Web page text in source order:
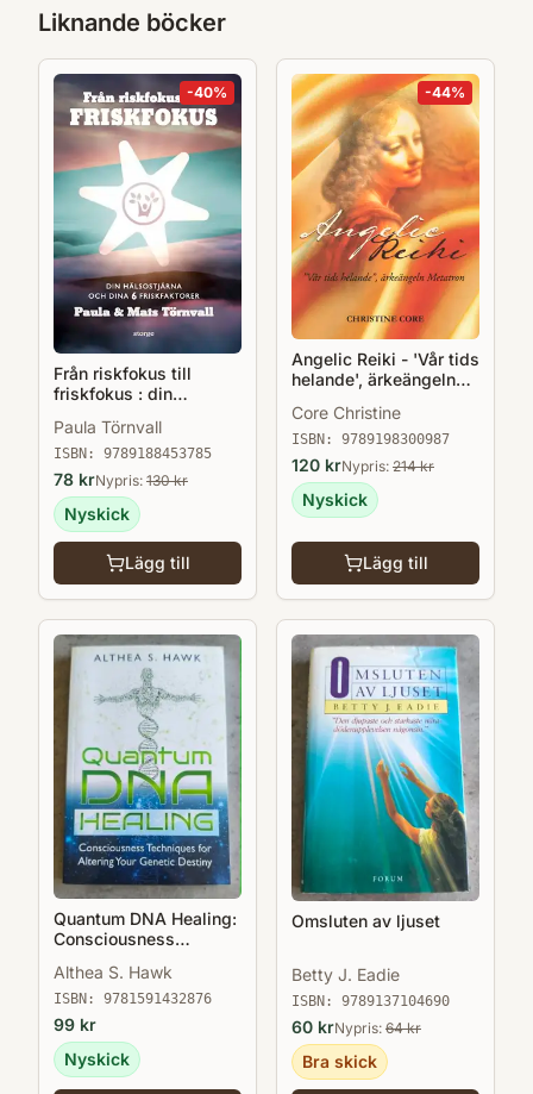
lättförståelig, handfast metod som känns
psykologiskt rätt både för den som vill sluta
på egen hand och för grupper med ledare."
BTJ häfte 2010:21, lektör Ulla Britt Westelius
Liknande böcker
-40%
Från riskfokus till
friskfokus : din
friskfaktorer
Paula Törnvall
ISBN: 9789188453785
78 krNypris: 130kr
Nyskick
Lägg till
-44%
Angelic Reiki - 'Vår tids
helande', ärkeängeln
Core Christine
ISBN: 9789198300987
120 krNypris: 214kr
Nyskick
Lägg till
Quantum DNA Healing:
Consciousness
Your Genetic Destiny
Althea S. Hawk
ISBN: 9781591432876
99 kr
Nyskick
Omsluten av ljuset
Betty J. Eadie
ISBN: 9789137104690
60 krNypris: 64kr
Bra skick